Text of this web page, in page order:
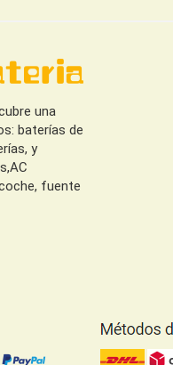
una
baterías de
y
fuente